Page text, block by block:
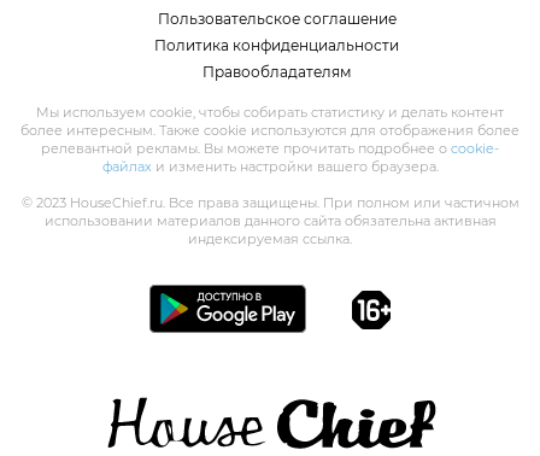
Пользовательское соглашение
Политика конфиденциальности
Правообладателям
Мы используем cookie, чтобы собирать статистику и делать контент
более интересным. Также cookie используются для отображения более
релевантной рекламы. Вы можете прочитать подробнее о cookie-
файлахи изменить настройки вашего браузера.
© 2023 HouseChief.ru. Все права защищены. При полном или частичном
использовании материалов данного сайта обязательна активная
индексируемая ссылка.